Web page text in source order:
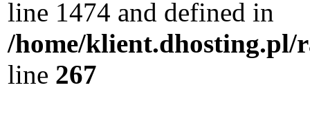
line 1474 and defined in
/home/klient.dhosting.pl/
line 267